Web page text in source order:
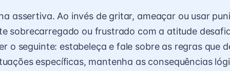
assertiva. Ao invés de gritar, ameaçar ou usar
sobrecarregado ou frustrado com a atitude
o seguinte: estabeleça e fale sobre as regras que
específicas, mantenha as consequências